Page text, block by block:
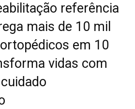
referência
mais de 10 mil
em 10
vidas com